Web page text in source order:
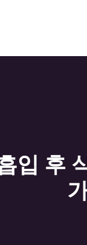
입 후